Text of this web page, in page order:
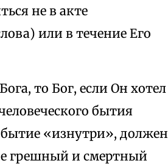
не в акте
или в течение Его
то Бог, если Он хотел
бытия
бытие «изнутри», должен
грешный и смертный